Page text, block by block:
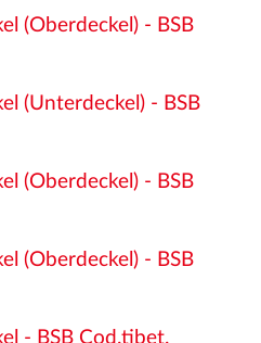
(Oberdeckel) - BSB
(Unterdeckel) - BSB
(Oberdeckel) - BSB
(Oberdeckel) - BSB
- BSB Cod.tibet.